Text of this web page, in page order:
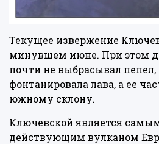
Текущее извержение
минувшем июне. При этом
почти не выбрасывал пепел,
фонтанировала лава, а ее
южному склону.
Ключевской является
действующим вулканом